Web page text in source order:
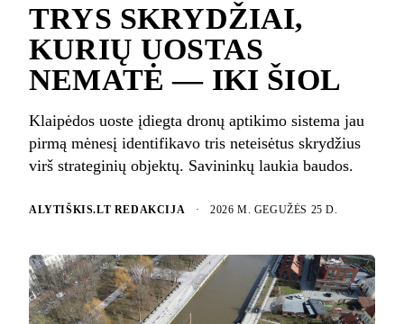
TRYS SKRYDŽIAI,
KURIŲ UOSTAS
NEMATĖ — IKI ŠIOL
Klaipėdos uoste įdiegta dronų aptikimo sistema jau
pirmą mėnesį identifikavo tris neteisėtus skrydžius
virš strateginių objektų. Savininkų laukia baudos.
ALYTIŠKIS.LT REDAKCIJA · 2026 M. GEGUŽĖS 25 D.